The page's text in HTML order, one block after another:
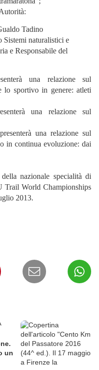
Tadino
Sistemi naturalistici e
e Responsabile del
una relazione sul
lo sportivo in genere: atleti
una relazione sul
una relazione sul
in continua evoluzione: dai
nazionale specialità di
Trail World Championships
2013.
un